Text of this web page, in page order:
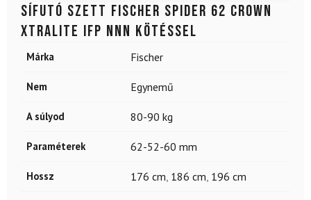
Sífutó szett FISCHER Spider 62 Crown
Xtralite IFP NNN kötéssel
Márka Fischer
Nem Egynemű
A súlyod 80-90 kg
Paraméterek 62-52-60 mm
Hossz 176 cm 186 cm 196 cm